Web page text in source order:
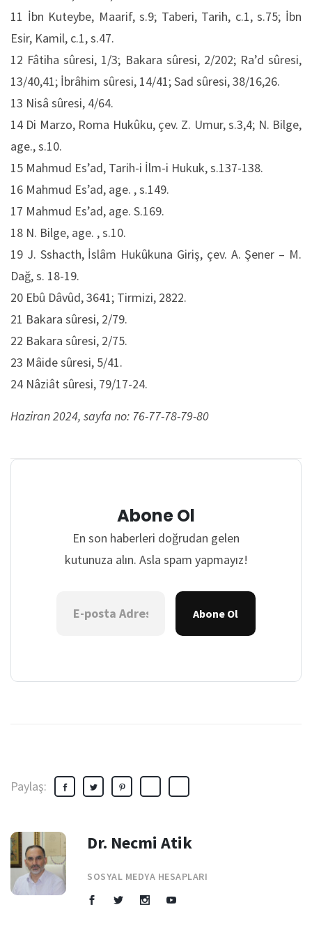
11 İbn Kuteybe, Maarif, s.9; Taberi, Tarih, c.1, s.75; İbn
Esir, Kamil, c.1, s.47.
12 Fâtiha sûresi, 1/3; Bakara sûresi, 2/202; Ra’d sûresi,
13/40,41; İbrâhim sûresi, 14/41; Sad sûresi, 38/16,26.
13 Nisâ sûresi, 4/64.
14 Di Marzo, Roma Hukûku, çev. Z. Umur, s.3,4; N. Bilge,
age., s.10.
15 Mahmud Es’ad, Tarih-i İlm-i Hukuk, s.137-138.
16 Mahmud Es’ad, age. , s.149.
17 Mahmud Es’ad, age. S.169.
18 N. Bilge, age. , s.10.
19 J. Sshacth, İslâm Hukûkuna Giriş, çev. A. Şener – M.
Dağ, s. 18-19.
20 Ebû Dâvûd, 3641; Tirmizi, 2822.
21 Bakara sûresi, 2/79.
22 Bakara sûresi, 2/75.
23 Mâide sûresi, 5/41.
24 Nâziât sûresi, 79/17-24.
Haziran 2024, sayfa no: 76-77-78-79-80
Abone Ol
En son haberleri doğrudan gelen
kutunuza alın. Asla spam yapmayız!
Abone Ol
Paylaş:
Dr. Necmi Atik
SOSYAL MEDYA HESAPLARI